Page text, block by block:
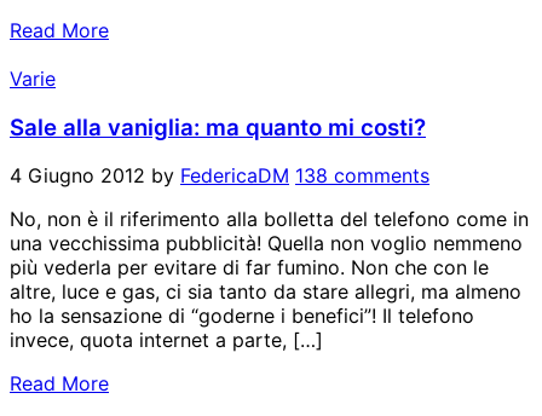
Read More
Varie
Sale alla vaniglia: ma quanto mi costi?
4 Giugno 2012 by FedericaDM 138 comments
No, non è il riferimento alla bolletta del telefono come in
una vecchissima pubblicità! Quella non voglio nemmeno
più vederla per evitare di far fumino. Non che con le
altre, luce e gas, ci sia tanto da stare allegri, ma almeno
ho la sensazione di “goderne i benefici”! Il telefono
invece, quota internet a parte, […]
Read More